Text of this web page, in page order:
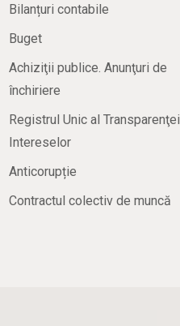
Bilanțuri contabile
Buget
Achiziţii publice. Anunţuri de
închiriere
Registrul Unic al Transparenţei
Intereselor
Anticorupție
Contractul colectiv de muncă